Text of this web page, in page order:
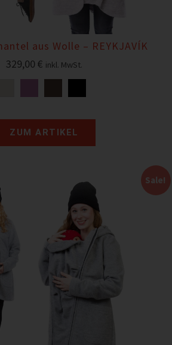
aus Wolle – REYKJAVÍK
329,00 € inkl. MwSt.
ZUM ARTIKEL
Sale!